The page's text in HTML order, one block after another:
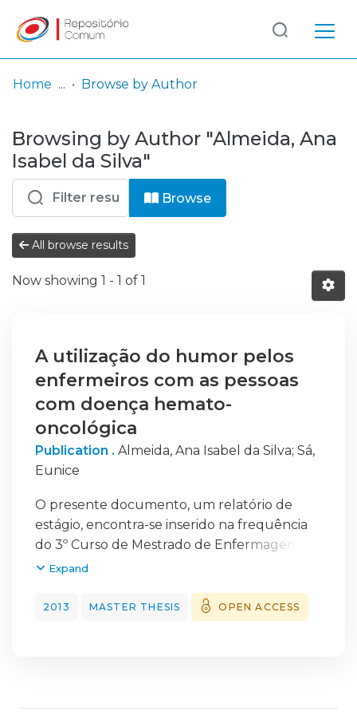
& Collections
Browse repository
Entities
Log
In
(current)
Home Browse by Author
Browsing by Author "Almeida, Ana
Isabel da Silva"
Browse
All browse results
Now showing 1 - 1 of 1
A utilização do humor pelos
enfermeiros com as pessoas
com doença hemato-
oncológica
Publication . Almeida, Ana Isabel da Silva; Sá,
Eunice
O presente documento, um relatório de
estágio, encontra-se inserido na frequência
do 3º Curso de Mestrado de Enfermagem,
Vertente Oncológica e pretende
locais, onde se alargaram conhecimentos
face às necessidades e vivências da pessoa
equipa de Enfermagem.
Expand
2013 MASTER THESIS OPEN ACCESS